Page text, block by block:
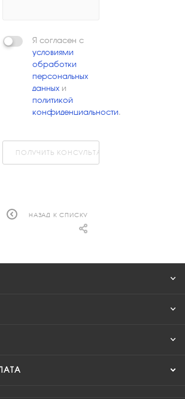
Я согласен с
условиями
обработки
персональных
данных и
политикой
конфиденциальности.
ПОЛУЧИТЬ КОНСУЛЬТАЦИЮ
НАЗАД К СПИСКУ